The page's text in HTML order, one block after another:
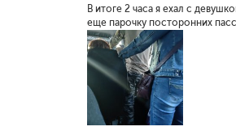
В итоге 2 часа я ехал с
еще парочку посторонних